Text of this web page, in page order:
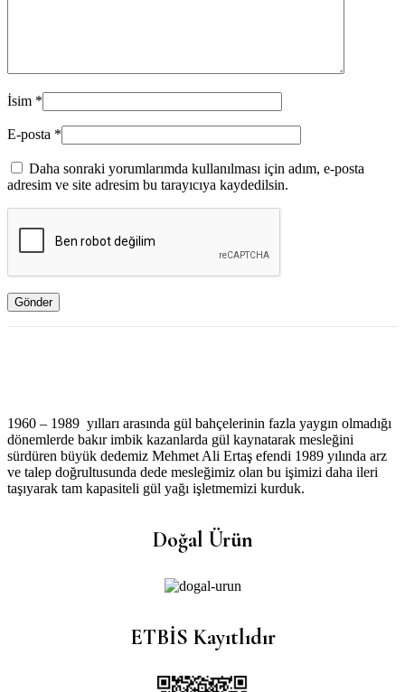
İsim *
E-posta *
Daha sonraki yorumlarımda kullanılması için adım, e-posta
adresim ve site adresim bu tarayıcıya kaydedilsin.
1960 – 1989 yılları arasında gül bahçelerinin fazla yaygın olmadığı
dönemlerde bakır imbik kazanlarda gül kaynatarak mesleğini
sürdüren büyük dedemiz Mehmet Ali Ertaş efendi 1989 yılında arz
ve talep doğrultusunda dede mesleğimiz olan bu işimizi daha ileri
taşıyarak tam kapasiteli gül yağı işletmemizi kurduk.
Doğal Ürün
ETBİS Kayıtlıdır